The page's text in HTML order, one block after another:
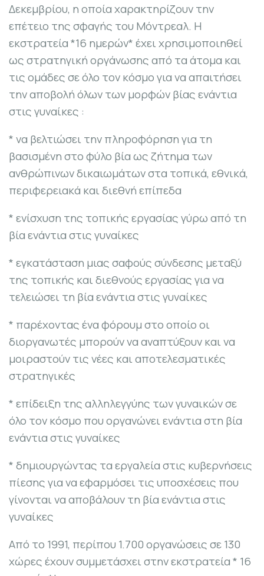
Δεκεμβρίου, η οποία χαρακτηρίζουν την
επέτειο της σφαγής του Μόντρεαλ. Η
εκστρατεία *16 ημερών* έχει χρησιμοποιηθεί
ως στρατηγική οργάνωσης από τα άτομα και
τις ομάδες σε όλο τον κόσμο για να απαιτήσει
την αποβολή όλων των μορφών βίας ενάντια
στις γυναίκες :
* να βελτιώσει την πληροφόρηση για τη
βασισμένη στο φύλο βία ως ζήτημα των
ανθρώπινων δικαιωμάτων στα τοπικά, εθνικά,
περιφερειακά και διεθνή επίπεδα
* ενίσχυση της τοπικής εργασίας γύρω από τη
βία ενάντια στις γυναίκες
* εγκατάσταση μιας σαφούς σύνδεσης μεταξύ
της τοπικής και διεθνούς εργασίας για να
τελειώσει τη βία ενάντια στις γυναίκες
* παρέχοντας ένα φόρουμ στο οποίο οι
διοργανωτές μπορούν να αναπτύξουν και να
μοιραστούν τις νέες και αποτελεσματικές
στρατηγικές
* επίδειξη της αλληλεγγύης των γυναικών σε
όλο τον κόσμο που οργανώνει ενάντια στη βία
ενάντια στις γυναίκες
* δημιουργώντας τα εργαλεία στις κυβερνήσεις
πίεσης για να εφαρμόσει τις υποσχέσεις που
γίνονται να αποβάλουν τη βία ενάντια στις
γυναίκες
Από το 1991, περίπου 1.700 οργανώσεις σε 130
χώρες έχουν συμμετάσχει στην εκστρατεία * 16